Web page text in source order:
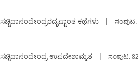
ಸಚ್ಚಿದಾನಂದೇಂದ್ರರದೃಷ್ಟಾಂತ ಕಥೆಗಳು | ಸಂಪುಟ.
ಸಚ್ಚಿದಾನಂದೇಂದ್ರ ಉಪದೇಶಾಮೃತ | ಸಂಪುಟ.